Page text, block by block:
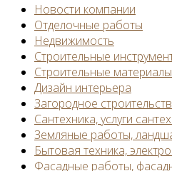
Новости компании
Отделочные работы
Недвижимость
Строительные
Строительные материалы
Дизайн интерьера
Загородное
Сантехника, услуги
Земляные работы,
Бытовая техника,
Фасадные работы,